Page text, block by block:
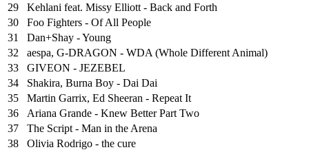
29
Kehlani feat. Missy Elliott - Back and Forth
30
Foo Fighters - Of All People
31
Dan+Shay - Young
32
aespa, G-DRAGON - WDA (Whole Different Animal)
33
GIVEON - JEZEBEL
34
Shakira, Burna Boy - Dai Dai
35
Martin Garrix, Ed Sheeran - Repeat It
36
Ariana Grande - Knew Better Part Two
37
The Script - Man in the Arena
38
Olivia Rodrigo - the cure